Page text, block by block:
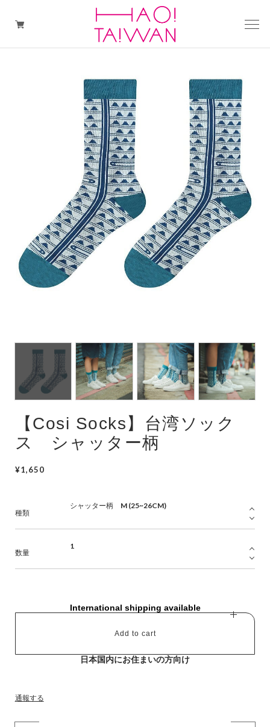
カトラリー
インテリア
バッグ＆財布
アクセサリー
今月のおススメ
フード
【Cosi Socks】台湾ソック
ス シャッター柄
¥1,650
種類
数量
International shipping available
Add to cart
日本国内にお住まいの方向け
通報する